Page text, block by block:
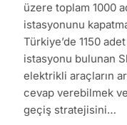
üzere toplam 1000
istasyonunu
Türkiye’de 1150
istasyonu bulunan
elektrikli araçların
cevap verebilmek
geçiş stratejisini…